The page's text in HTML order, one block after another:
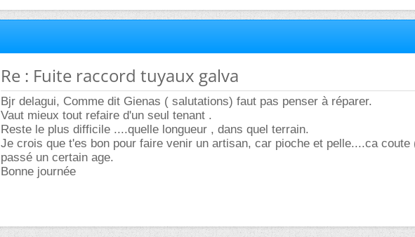
Re : Fuite raccord tuyaux galva
Bjr delagui, Comme dit Gienas ( salutations) faut pas penser à réparer.
Vaut mieux tout refaire d'un seul tenant .
Reste le plus difficile ....quelle longueur , dans quel terrain.
Je crois que t'es bon pour faire venir un artisan, car pioche et pelle....ca coute
passé un certain age.
Bonne journée